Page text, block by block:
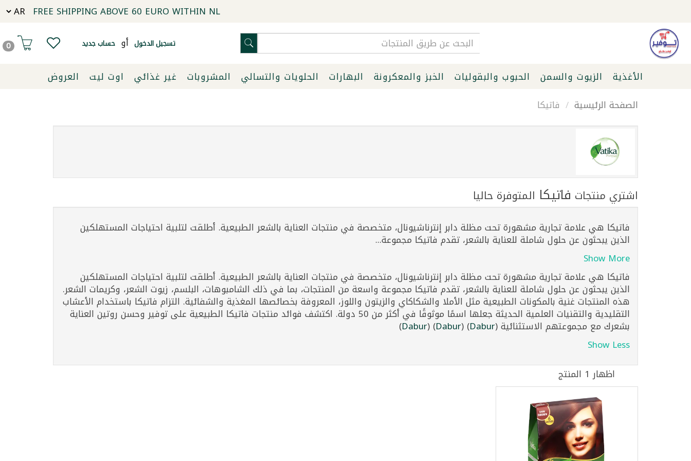
FREE SHIPPING ABOVE 60 EURO WITHIN NL
تسجيل الدخول أو حساب جديد 0
الأغذية الزيوت والسمن الحبوب والبقوليات الخبز والمعكرونة البهارات الحلويات والتسالي المشروبات غير غذائي اوت ليت
العروض
الصفحة الرئيسية
فاتيكا
اشتري منتجات فاتيكا المتوفرة حاليا
فاتيكا هي علامة تجارية مشهورة تحت مظلة دابر إنترناشيونال، متخصصة في منتجات العناية بالشعر الطبيعية. أطلقت لتلبية احتياجات المستهلكين
الذين يبحثون عن حلول شاملة للعناية بالشعر، تقدم فاتيكا مجموعة...
Show More
فاتيكا هي علامة تجارية مشهورة تحت مظلة دابر إنترناشيونال، متخصصة في منتجات العناية بالشعر الطبيعية. أطلقت لتلبية احتياجات المستهلكين
الذين يبحثون عن حلول شاملة للعناية بالشعر، تقدم فاتيكا مجموعة واسعة من المنتجات، بما في ذلك الشامبوهات، البلسم، زيوت الشعر، وكريمات الشعر.
هذه المنتجات غنية بالمكونات الطبيعية مثل الأملا والشكاكاي والزيتون واللوز، المعروفة بخصائصها المغذية والشفائية. التزام فاتيكا باستخدام الأعشاب
التقليدية والتقنيات العلمية الحديثة جعلها اسمًا موثوقًا في أكثر من 50 دولة. اكتشف فوائد منتجات فاتيكا الطبيعية على توفير وحسن روتين العناية
بشعرك مع مجموعتهم الاستثنائية​(
Dabur
)
(
Dabur
)
(
Dabur
)
Show Less
اظهار 1 المنتج